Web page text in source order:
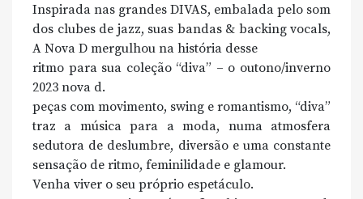
Inspirada nas grandes DIVAS, embalada pelo som
dos clubes de jazz, suas bandas & backing vocals,
A Nova D mergulhou na história desse
ritmo para sua coleção “diva” – o outono/inverno
2023 nova d.
peças com movimento, swing e romantismo, “diva”
traz a música para a moda, numa atmosfera
sedutora de deslumbre, diversão e uma constante
sensação de ritmo, feminilidade e glamour.
Venha viver o seu próprio espetáculo.